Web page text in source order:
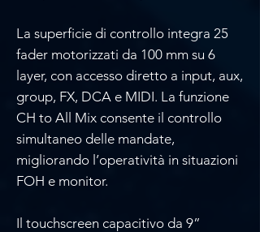
La superficie di controllo integra 25
fader motorizzati da 100 mm su 6
layer, con accesso diretto a input, aux,
group, FX, DCA e MIDI. La funzione
CH to All Mix consente il controllo
simultaneo delle mandate,
migliorando l’operatività in situazioni
FOH e monitor.
Il touchscreen capacitivo da 9”